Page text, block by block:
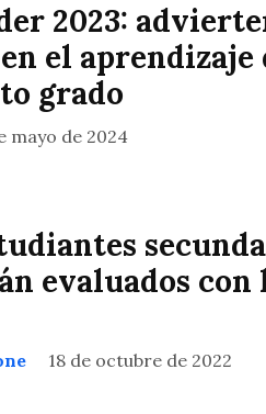
2023:
el aprendizaje
grado
mayo de 2024
evaluados con
18 de octubre de 2022